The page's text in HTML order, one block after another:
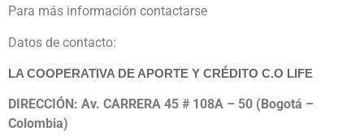
Para más información contactarse
Datos de contacto:
LA COOPERATIVA DE APORTE Y CRÉDITO C.O LIFE
DIRECCIÓN: Av. CARRERA 45 # 108A – 50 (Bogotá –
Colombia)